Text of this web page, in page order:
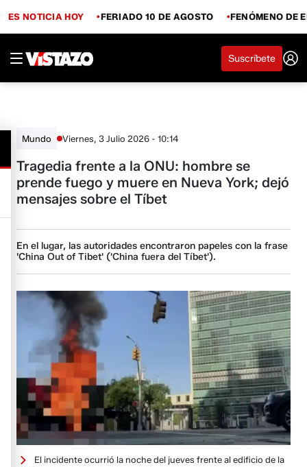
ES NOTICIA HOY FERIADO 10 DE AGOSTO FENÓMENO DE
Suscríbete
Mundo Viernes, 3 Julio 2026 - 10:14
Tragedia frente a la ONU: hombre se
prende fuego y muere en Nueva York; dejó
mensajes sobre el Tíbet
En el lugar, las autoridades encontraron papeles con la frase
'China Out of Tibet' ('China fuera del Tíbet').
El incidente ocurrió la noche del jueves frente al edificio de la